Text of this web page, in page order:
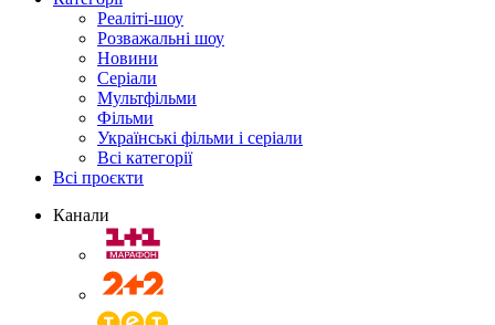
Реаліті-шоу
Розважальні шоу
Новини
Серіали
Мультфільми
Фільми
Українські фільми і серіали
Всі категорії
Всі проєкти
Канали